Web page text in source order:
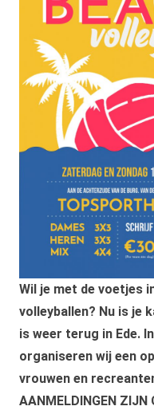
Wil je met de voetjes
volleyballen? Nu is je
is weer terug in Ede.
organiseren wij een
vrouwen en
AANMELDINGEN ZIJN